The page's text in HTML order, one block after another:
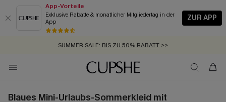
App-Vorteile
Exklusive Rabatte & monatlicher Mitgliedertag in der
App
ZUR APP
GRATIS MASSBAND MIT JEDEM SCHNELLVERSAND-ARTIKEL >>
SUMMER SALE: BIS ZU 50% RABATT >>
ZUM NEWSLETTER:BIS ZU -20% EXTRA ERHALTEN
KOSTENLOSER VERSAND AB 89 €
Blaues Mini-Urlaubs-Sommerkleid mit